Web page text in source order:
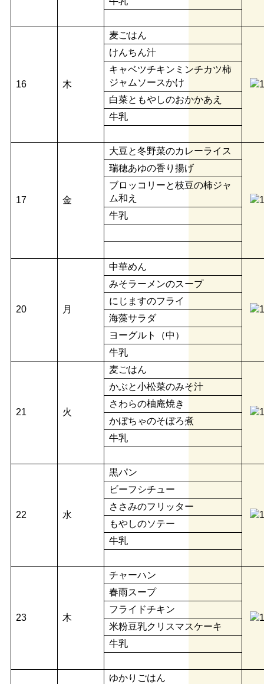
16 木
麦ごはん
けんちん汁
キャベツチキンミンチカツ柿
ジャムソースかけ
白菜ともやしのおかかあえ
牛乳
17 金
大豆と冬野菜のカレーライス
瑞穂あゆの香り揚げ
ブロッコリーと枝豆の柿ジャ
ム和え
牛乳
20 月
中華めん
みそラーメンのスープ
にじますのフライ
海藻サラダ
ヨーグルト（中）
牛乳
21 火
麦ごはん
かぶと小松菜のみそ汁
さわらの柚庵焼き
かぼちゃのそぼろ煮
牛乳
22 水
黒パン
ビーフシチュー
ささみのフリッター
もやしのソテー
牛乳
23 木
チャーハン
春雨スープ
フライドチキン
米粉豆乳クリスマスケーキ
牛乳
ゆかりごはん